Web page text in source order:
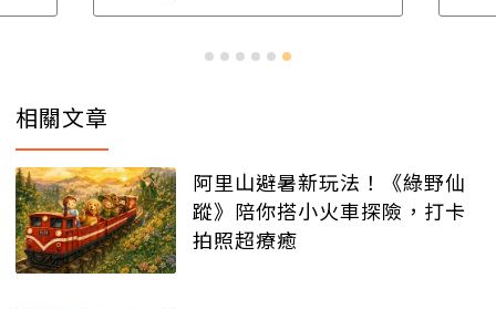
相關文章
阿里山避暑新玩法！《綠野仙
蹤》陪你搭小火車探險，打卡
拍照超療癒